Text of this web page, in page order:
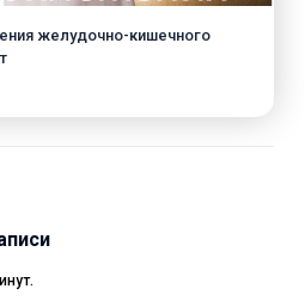
желудочно-кишечного